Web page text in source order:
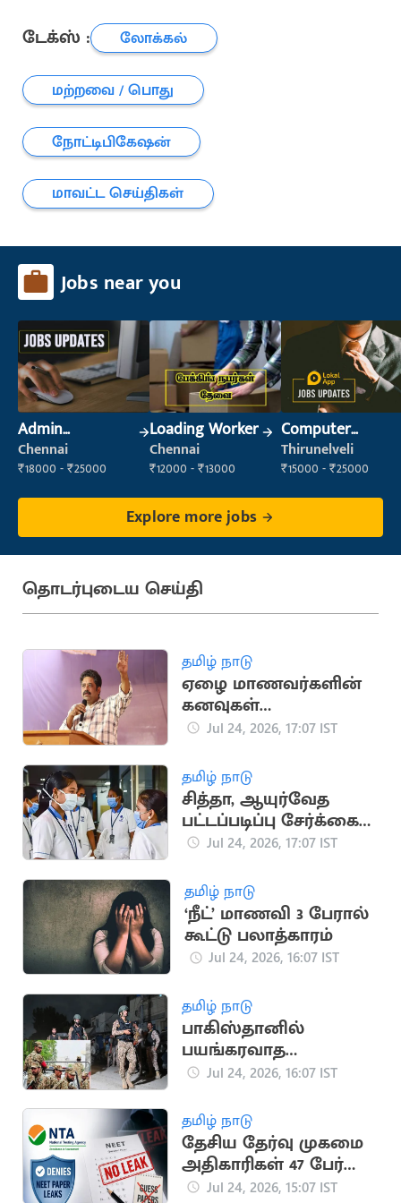
டேக்ஸ் :
லோக்கல்
மற்றவை / பொது
நோட்டிபிகேஷன்
மாவட்ட செய்திகள்
Jobs near you
Admin
Supervisor
Chennai
₹18000 - ₹25000
Loading Worker
Chennai
₹12000 - ₹13000
Computer
Operator
Thirunelveli
₹15000 - ₹25000
Explore more jobs
தொடர்புடைய செய்தி
தமிழ் நாடு
ஏழை மாணவர்களின்
கனவுகள்
நசுக்கப்படுகின்றன -
Jul 24, 2026, 17:07 IST
தமிழ் நாடு
சித்தா, ஆயுர்வேத
பட்டப்படிப்பு சேர்க்கை:
விண்ணப்பங்கள்
Jul 24, 2026, 17:07 IST
தமிழ் நாடு
‘நீட்’ மாணவி 3 பேரால்
கூட்டு பலாத்காரம்
Jul 24, 2026, 16:07 IST
தமிழ் நாடு
பாகிஸ்தானில்
பயங்கரவாத
தாக்குதல்: 15
பலி
Jul 24, 2026, 16:07 IST
தமிழ் நாடு
தேசிய தேர்வு முகமை
அதிகாரிகள் 47 பேர்
பணி நீக்கம்
Jul 24, 2026, 15:07 IST